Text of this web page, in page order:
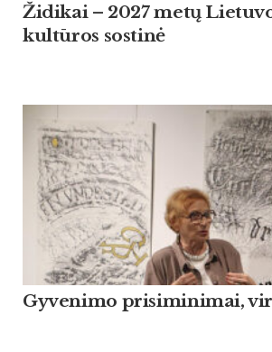
Židikai – 2027 metų
kultūros sostinė
Gyvenimo prisiminimai,